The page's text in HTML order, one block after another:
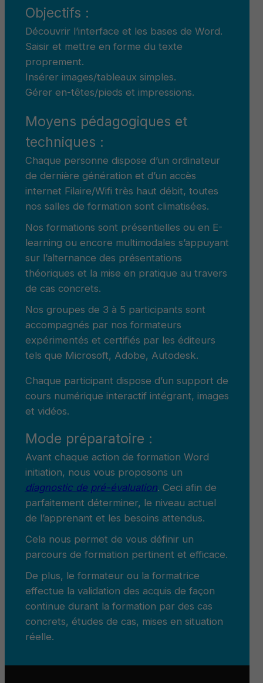
Objectifs :
Découvrir l’interface et les bases de Word.
Saisir et mettre en forme du texte
proprement.
Insérer images/tableaux simples.
Gérer en-têtes/pieds et impressions.
Moyens pédagogiques et
techniques :
Chaque personne dispose d’un ordinateur
de dernière génération et d’un accès
internet Filaire/Wifi très haut débit, toutes
nos salles de formation sont climatisées.
Nos formations sont présentielles ou en E-
learning ou encore multimodales s’appuyant
sur l’alternance des présentations
théoriques et la mise en pratique au travers
de cas concrets.
Nos groupes de 3 à 5 participants sont
accompagnés par nos formateurs
expérimentés et certifiés par les éditeurs
tels que Microsoft, Adobe, Autodesk.
Chaque participant dispose d’un support de
cours numérique interactif intégrant, images
et vidéos.
Mode préparatoire :
Avant chaque action de formation Word
initiation, nous vous proposons un
diagnostic de pré-évaluation. Ceci afin de
parfaitement déterminer, le niveau actuel
de l’apprenant et les besoins attendus.
Cela nous permet de vous définir un
parcours de formation pertinent et efficace.
De plus, le formateur ou la formatrice
effectue la validation des acquis de façon
continue durant la formation par des cas
concrets, études de cas, mises en situation
réelle.